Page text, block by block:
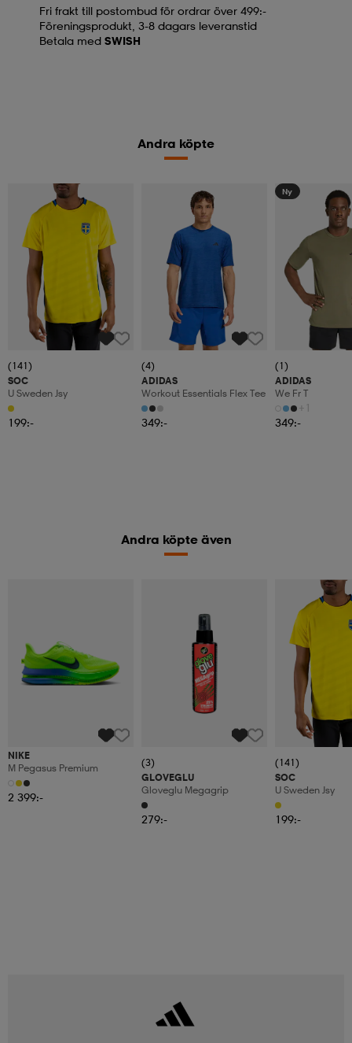
Fri frakt till postombud för ordrar över 499:-
Föreningsprodukt, 3-8 dagars leveranstid
Betala med SWISH
Andra köpte
(141)
SOC
U Sweden Jsy
199:-
(4)
ADIDAS
Workout Essentials Flex Tee
349:-
Ny
(1)
ADIDAS
We Fr T
+1
349:-
Andra köpte även
NIKE
M Pegasus Premium
2 399:-
(3)
GLOVEGLU
Gloveglu Megagrip
279:-
(141)
SOC
U Sweden Jsy
199:-